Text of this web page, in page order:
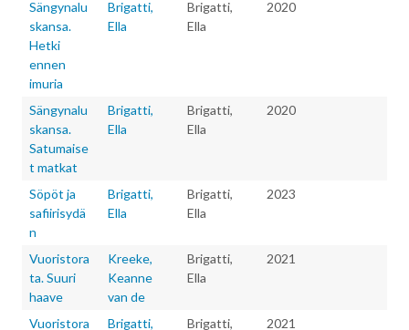
Sängynalu
skansa.
Hetki
ennen
imuria
Brigatti,
Ella
Brigatti,
Ella
2020
Sängynalu
skansa.
Satumaise
t matkat
Brigatti,
Ella
Brigatti,
Ella
2020
Söpöt ja
safiirisydä
n
Brigatti,
Ella
Brigatti,
Ella
2023
Vuoristora
ta. Suuri
haave
Kreeke,
Keanne
van de
Brigatti,
Ella
2021
Vuoristora
Brigatti,
Brigatti,
2021